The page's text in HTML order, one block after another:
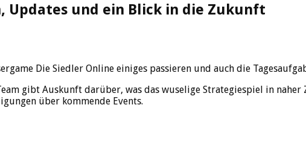
Updates und ein Blick in die Zukunft
Die Siedler Online einiges passieren und auch die
gibt Auskunft darüber, was das wuselige Strategiespiel in
über kommende Events.